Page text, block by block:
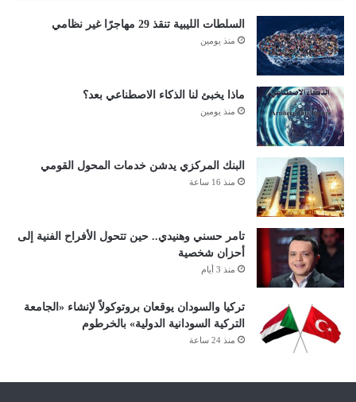
السلطات الليبية تنقذ 29 مهاجرًا غير نظامي
منذ يومين
ماذا يخبئ لنا الذكاء الاصطناعي بعد؟
منذ يومين
البنك المركزي يدشن خدمات المحول القومي
منذ 16 ساعة
تامر حسني وهنيدي.. حين تتحول الأفراح الفنية إلى
أحزان شخصية
منذ 3 أيام
تركيا والسودان يوقعان بروتوكولاً لإنشاء «الجامعة
التركية السودانية الدولية» بالخرطوم
منذ 24 ساعة